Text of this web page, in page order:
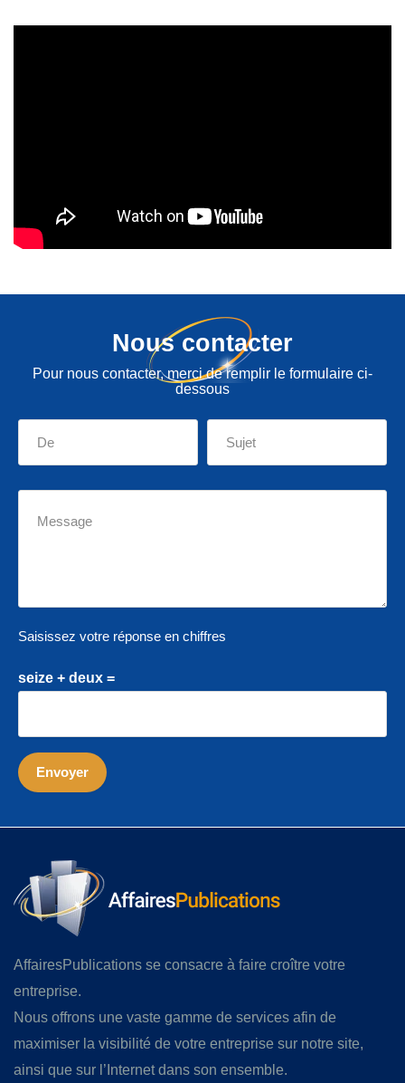
Nous contacter
Pour nous contacter, merci de remplir le formulaire ci-
dessous
Saisissez votre réponse en chiffres
seize + deux =
AffairesPublications se consacre à faire croître votre
entreprise.
Nous offrons une vaste gamme de services afin de
maximiser la visibilité de votre entreprise sur notre site,
ainsi que sur l’Internet dans son ensemble.